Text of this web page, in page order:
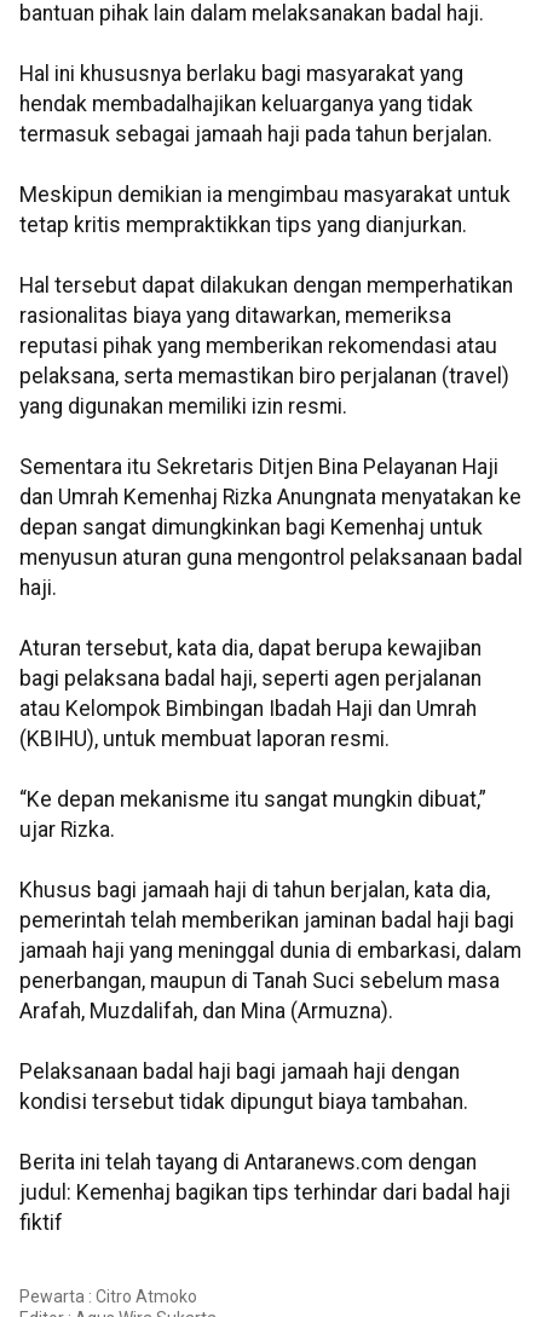
bantuan pihak lain dalam melaksanakan badal haji.
Hal ini khususnya berlaku bagi masyarakat yang
hendak membadalhajikan keluarganya yang tidak
termasuk sebagai jamaah haji pada tahun berjalan.
Meskipun demikian ia mengimbau masyarakat untuk
tetap kritis mempraktikkan tips yang dianjurkan.
Hal tersebut dapat dilakukan dengan memperhatikan
rasionalitas biaya yang ditawarkan, memeriksa
reputasi pihak yang memberikan rekomendasi atau
pelaksana, serta memastikan biro perjalanan (travel)
yang digunakan memiliki izin resmi.
Sementara itu Sekretaris Ditjen Bina Pelayanan Haji
dan Umrah Kemenhaj Rizka Anungnata menyatakan ke
depan sangat dimungkinkan bagi Kemenhaj untuk
menyusun aturan guna mengontrol pelaksanaan badal
haji.
Aturan tersebut, kata dia, dapat berupa kewajiban
bagi pelaksana badal haji, seperti agen perjalanan
atau Kelompok Bimbingan Ibadah Haji dan Umrah
(KBIHU), untuk membuat laporan resmi.
“Ke depan mekanisme itu sangat mungkin dibuat,”
ujar Rizka.
Khusus bagi jamaah haji di tahun berjalan, kata dia,
pemerintah telah memberikan jaminan badal haji bagi
jamaah haji yang meninggal dunia di embarkasi, dalam
penerbangan, maupun di Tanah Suci sebelum masa
Arafah, Muzdalifah, dan Mina (Armuzna).
Pelaksanaan badal haji bagi jamaah haji dengan
kondisi tersebut tidak dipungut biaya tambahan.
Berita ini telah tayang di Antaranews.com dengan
judul: Kemenhaj bagikan tips terhindar dari badal haji
fiktif
Pewarta : Citro Atmoko